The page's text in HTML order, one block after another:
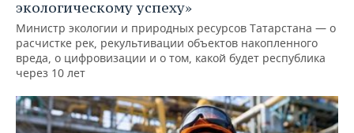
экологическому успеху»
Министр экологии и природных ресурсов Татарстана — о
расчистке рек, рекультивации объектов накопленного
вреда, о цифровизации и о том, какой будет республика
через 10 лет